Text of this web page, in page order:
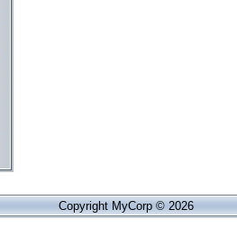
Copyright MyCorp © 2026